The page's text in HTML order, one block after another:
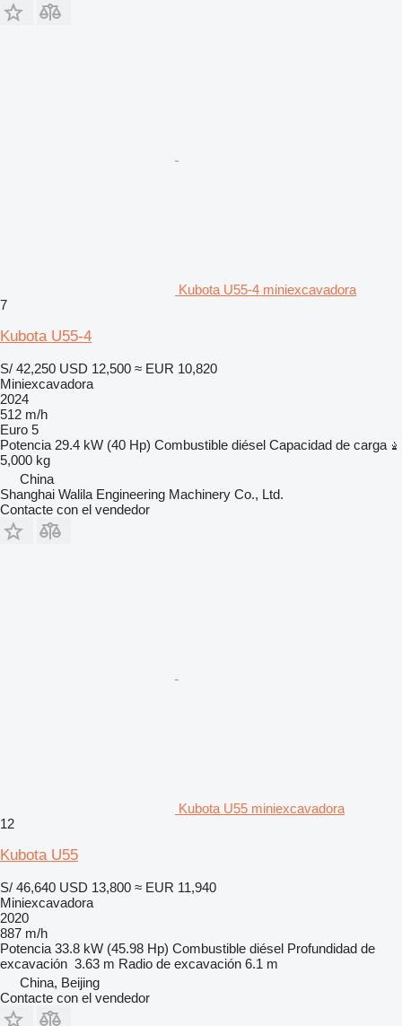
Kubota U55-4 miniexcavadora
7
Kubota U55-4
S/ 42,250 USD 12,500 ≈ EUR 10,820
Miniexcavadora
2024
512 m/h
Euro 5
Potencia 29.4 kW (40 Hp) Combustible diésel Capacidad de carga
5,000 kg
China
Shanghai Walila Engineering Machinery Co., Ltd.
Contacte con el vendedor
Kubota U55 miniexcavadora
12
Kubota U55
S/ 46,640 USD 13,800 ≈ EUR 11,940
Miniexcavadora
2020
887 m/h
Potencia 33.8 kW (45.98 Hp) Combustible diésel Profundidad de
excavación 3.63 m Radio de excavación 6.1 m
China, Beijing
Contacte con el vendedor